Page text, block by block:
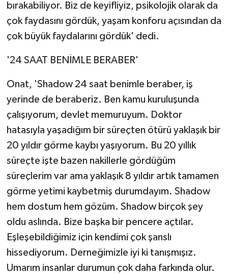
bırakabiliyor. Biz de keyifliyiz, psikolojik olarak da
çok faydasını gördük, yaşam konforu açısından da
çok büyük faydalarını gördük' dedi.
'24 SAAT BENİMLE BERABER'
Onat, 'Shadow 24 saat benimle beraber, iş
yerinde de beraberiz. Ben kamu kuruluşunda
çalışıyorum, devlet memuruyum. Doktor
hatasıyla yaşadığım bir süreçten ötürü yaklaşık bir
20 yıldır görme kaybı yaşıyorum. Bu 20 yıllık
süreçte işte bazen nakillerle gördüğüm
süreçlerim var ama yaklaşık 8 yıldır artık tamamen
görme yetimi kaybetmiş durumdayım. Shadow
hem dostum hem gözüm. Shadow birçok şey
oldu aslında. Bize başka bir pencere açtılar.
Eşleşebildiğimiz için kendimi çok şanslı
hissediyorum. Derneğimizle iyi ki tanışmışız.
Umarım insanlar durumun çok daha farkında olur.